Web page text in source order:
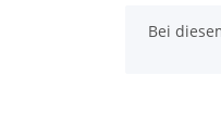
x
Bei